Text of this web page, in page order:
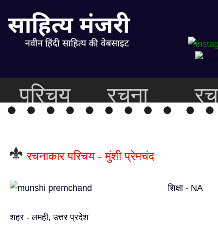
परिचय रचना
रचनाकार परिचय - मुंशी प्रेमचंद
शिक्षा - NA
शहर - लमही, उत्तर प्रदेश